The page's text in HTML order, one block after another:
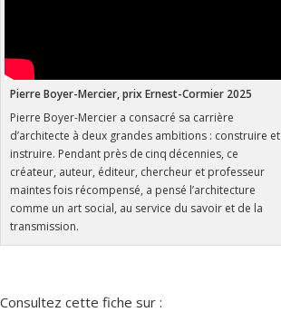
Pierre Boyer-Mercier, prix Ernest-Cormier 2025
Pierre Boyer-Mercier a consacré sa carrière
d’architecte à deux grandes ambitions : construire et
instruire. Pendant près de cinq décennies, ce
créateur, auteur, éditeur, chercheur et professeur
maintes fois récompensé, a pensé l’architecture
comme un art social, au service du savoir et de la
transmission.
Consultez cette fiche sur :